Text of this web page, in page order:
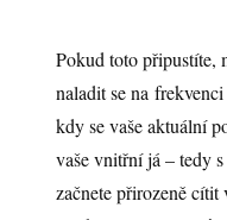
Pokud toto připustíte,
naladit se na
kdy se vaše aktuální
vaše vnitřní já – tedy
začnete přirozeně